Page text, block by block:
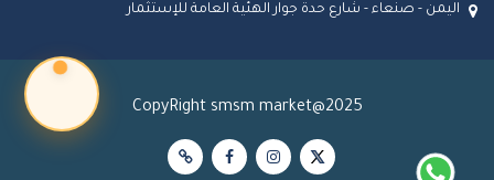
اليمن - صنعاء - شارع حدة جوار الهئية العامة للإستثمار
CopyRight smsm market@2025